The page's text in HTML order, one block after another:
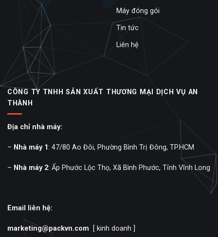
Máy đóng gói
Tin tức
Liên hệ
CÔNG TY TNHH SẢN XUẤT THƯƠNG MẠI DỊCH VỤ AN
THÀNH
Địa chỉ nhà máy:
– Nhà máy 1: 47/80 Ao Đôi, Phường Bình Trị Đông, TP.HCM
– Nhà máy 2: Ấp Phước Lộc Thọ, Xã Bình Phước, Tỉnh Vĩnh Long
Email liên hệ:
marketing@packvn.com [ kinh doanh ]